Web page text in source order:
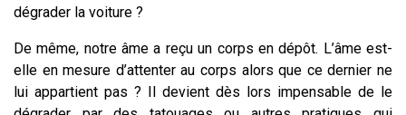
dégrader la voiture ?
De même, notre âme a reçu un corps en dépôt. L’âme est-
elle en mesure d’attenter au corps alors que ce dernier ne
lui appartient pas ? Il devient dès lors impensable de le